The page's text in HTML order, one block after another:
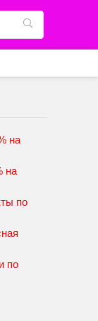
на
на
по
по